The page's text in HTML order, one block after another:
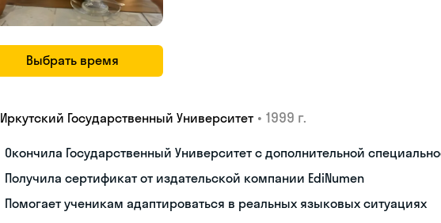
Выбрать время
Иркутский Государственный Университет • 1999 г.
Окончила Государственный Университет с дополнительной
Получила сертификат от издательской компании EdiNumen
Помогает ученикам адаптироваться в реальных языковых ситуациях